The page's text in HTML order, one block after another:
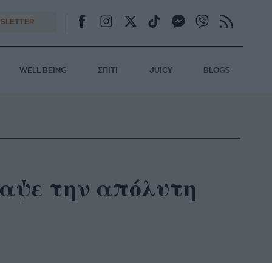
WELL BEING ΣΠΙΤΙ JUICY BLOGS
την απόλυτη